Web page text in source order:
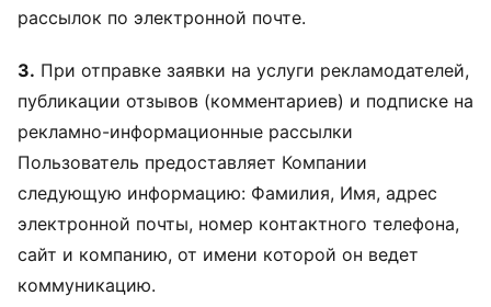
рассылок по электронной почте.
3. При отправке заявки на услуги рекламодателей,
публикации отзывов (комментариев) и подписке на
рекламно-информационные рассылки
Пользователь предоставляет Компании
следующую информацию: Фамилия, Имя, адрес
электронной почты, номер контактного телефона,
сайт и компанию, от имени которой он ведет
коммуникацию.